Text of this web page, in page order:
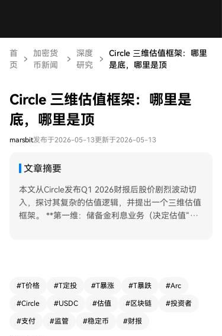
首
页
加密货
币新闻
深度
研究
Circle 三维估值框架：哪里
是底，哪里是顶
Circle 三维估值框架：哪里是
底，哪里是顶
marsbit发布于2026-05-13更新于2026-05-13
文章摘要
本文从Circle发布Q1 2026财报后股价剧烈波动切
入，探讨其复杂的估值逻辑，并提出一个三维估值
框架。 **第一维：储备金利息业务（决定估值“地
放，但反而强化了Circle在合规、安全性和网络效
估值“转折点”）** 包括CPN支付网络、AI代理工具
栈等“其他收入”。这部分收入不依赖利率，无需与
#T价格 #T定投 #T暴涨 #T暴跌 #Arc
#Circle #USDC #估值 #区块链 #投资者
#支付 #监管 #稳定币 #财报